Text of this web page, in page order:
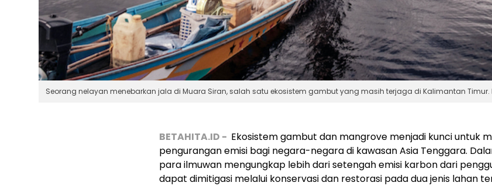
Seorang nelayan menebarkan jala di Muara Siran, salah satu ekosistem gambut yang masih terjaga di Kalimantan Timur.
BETAHITA.ID - Ekosistem gambut dan mangrove menjadi kunci untuk
pengurangan emisi bagi negara-negara di kawasan Asia Tenggara.
para ilmuwan mengungkap lebih dari setengah emisi karbon dari
dapat dimitigasi melalui konservasi dan restorasi pada dua jenis lahan